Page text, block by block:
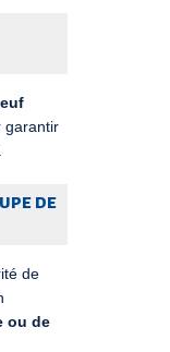
garantir
de
de
ou de